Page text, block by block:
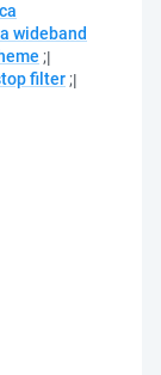
wideband
;
filter ;